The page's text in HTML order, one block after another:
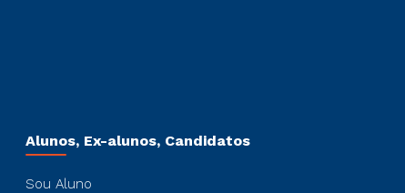
Alunos, Ex-alunos, Candidatos
Sou Aluno